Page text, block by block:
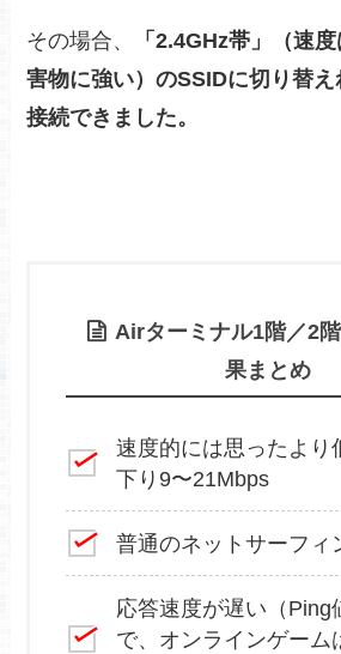
その場合、
「2.4GHz帯」（速
害物に強い）のSSIDに切り替
接続できました。
Airターミナル1階／2
果まとめ
速度的には思ったより
下り9〜21Mbps
普通のネットサーフィ
応答速度が遅い（Ping
で、オンラインゲーム